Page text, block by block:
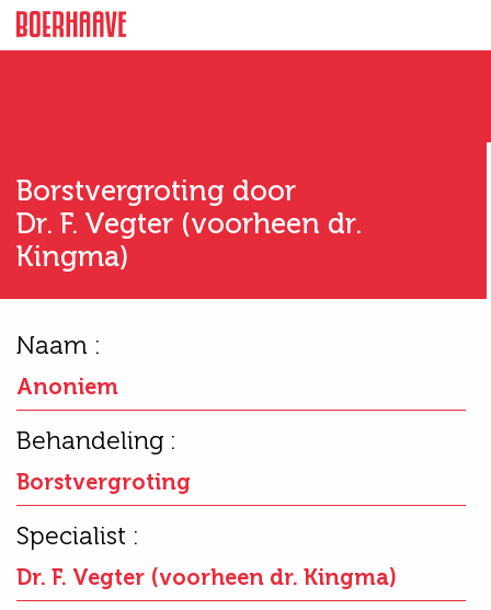
Borstvergroting door
Dr. F. Vegter (voorheen dr.
Kingma)
Naam :
Anoniem
Behandeling :
Borstvergroting
Specialist :
Dr. F. Vegter (voorheen dr. Kingma)